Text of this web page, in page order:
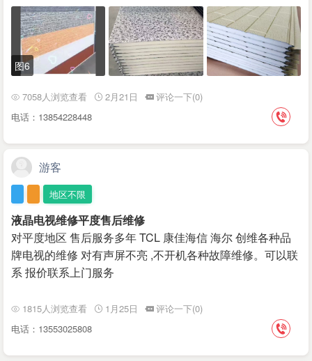
图6
7058人浏览查看 2月21日
评论一下(0)
电话：13854228448
游客
地区不限
液晶电视维修平度售后维修
对平度地区 售后服务多年 TCL 康佳海信 海尔 创维各种品
牌电视的维修 对有声屏不亮 ,不开机各种故障维修。可以联
系 报价联系上门服务
1815人浏览查看 1月25日
评论一下(0)
电话：13553025808